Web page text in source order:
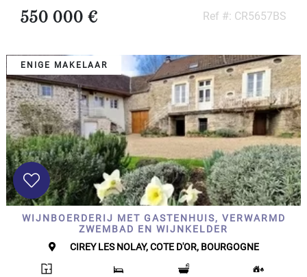
M
SPECIFICEER
550 000 € Ref #: CR5657BS
ENIGE MAKELAAR
WIJNBOERDERIJ MET GASTENHUIS, VERWARMD
ZWEMBAD EN WIJNKELDER
CIREY LES NOLAY, COTE D'OR, BOURGOGNE